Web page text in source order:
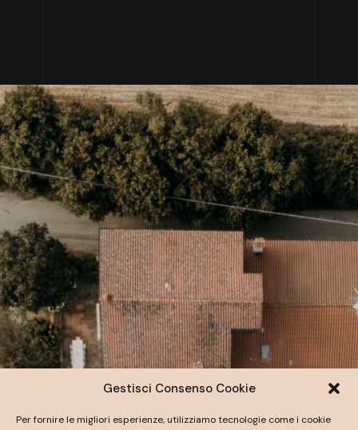
Gestisci Consenso Cookie
Per fornire le migliori esperienze, utilizziamo tecnologie come i cookie